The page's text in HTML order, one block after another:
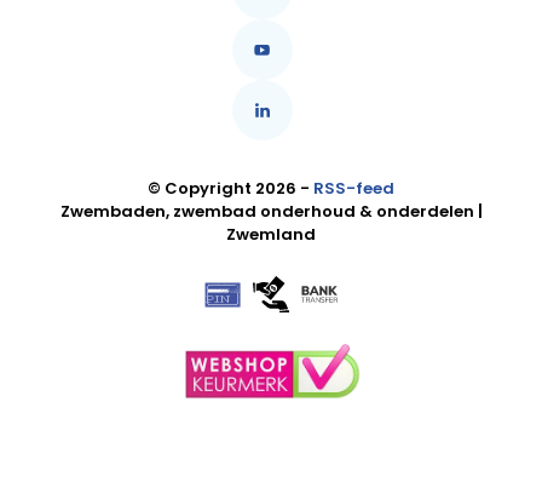
© Copyright 2026 - RSS-feed
Zwembaden, zwembad onderhoud & onderdelen |
Zwemland